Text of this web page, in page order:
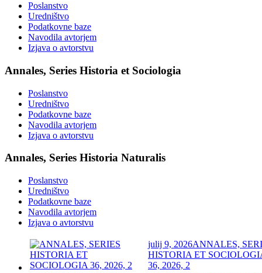
Poslanstvo
Uredništvo
Podatkovne baze
Navodila avtorjem
Izjava o avtorstvu
Annales, Series Historia et Sociologia
Poslanstvo
Uredništvo
Podatkovne baze
Navodila avtorjem
Izjava o avtorstvu
Annales, Series Historia Naturalis
Poslanstvo
Uredništvo
Podatkovne baze
Navodila avtorjem
Izjava o avtorstvu
julij 9, 2026ANNALES,
HISTORIA ET
36, 2026, 2